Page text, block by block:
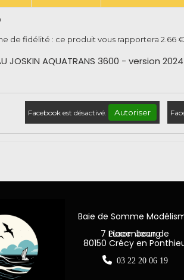
de fidélité : ce produit vous rapportera 2.66
JOSKIN AQUATRANS 3600 - version 2024
Facebook est désactivé. Autoriser
Baie de Somme
7 Place Jean de Luxembourg
80150 Crécy en
 03 22 20 06 19